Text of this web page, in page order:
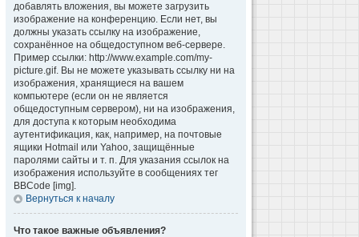
добавлять вложения, вы можете загрузить
изображение на конференцию. Если нет, вы
должны указать ссылку на изображение,
сохранённое на общедоступном веб-сервере.
Пример ссылки: http://www.example.com/my-
picture.gif. Вы не можете указывать ссылку ни на
изображения, хранящиеся на вашем
компьютере (если он не является
общедоступным сервером), ни на изображения,
для доступа к которым необходима
аутентификация, как, например, на почтовые
ящики Hotmail или Yahoo, защищённые
паролями сайты и т. п. Для указания ссылок на
изображения используйте в сообщениях тег
BBCode [img].
Вернуться к началу
Что такое важные объявления?